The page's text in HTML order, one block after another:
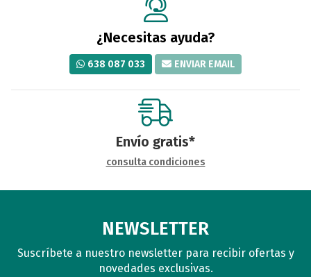
¿Necesitas ayuda?
638 087 033 ENVIAR EMAIL
Envío gratis*
consulta condiciones
NEWSLETTER
Suscríbete a nuestro newsletter para recibir ofertas y
novedades exclusivas.